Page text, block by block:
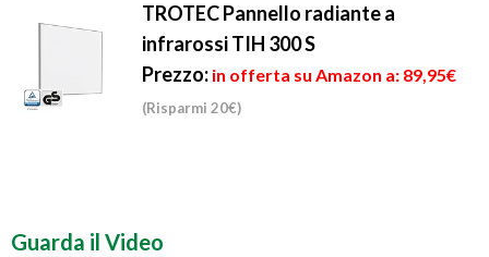
TROTEC Pannello radiante a
infrarossi TIH 300 S
Prezzo: in offerta su Amazon a: 89,95€
(Risparmi 20€)
Guarda il Video